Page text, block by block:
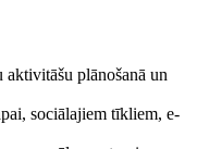
plānošanā un
sociālajiem tīkliem, e-